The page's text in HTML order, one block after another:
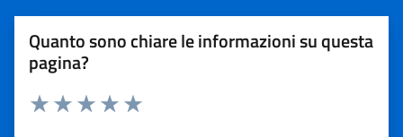
Quanto sono chiare le informazioni su questa
pagina?
Rating: